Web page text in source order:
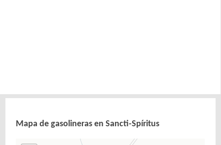
Mapa de gasolineras en Sancti-Spíritus